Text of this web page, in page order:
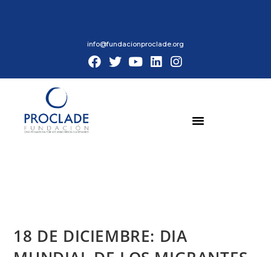
info@fundacionproclade.org
18 DE DICIEMBRE: DIA